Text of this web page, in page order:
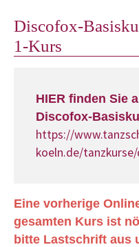
Discofox-
1-Kurs
HIER finden Sie
Discofox-
https://
koeln.de/
Eine vorherige
gesamten Kurs ist
bitte Lastschrift aus